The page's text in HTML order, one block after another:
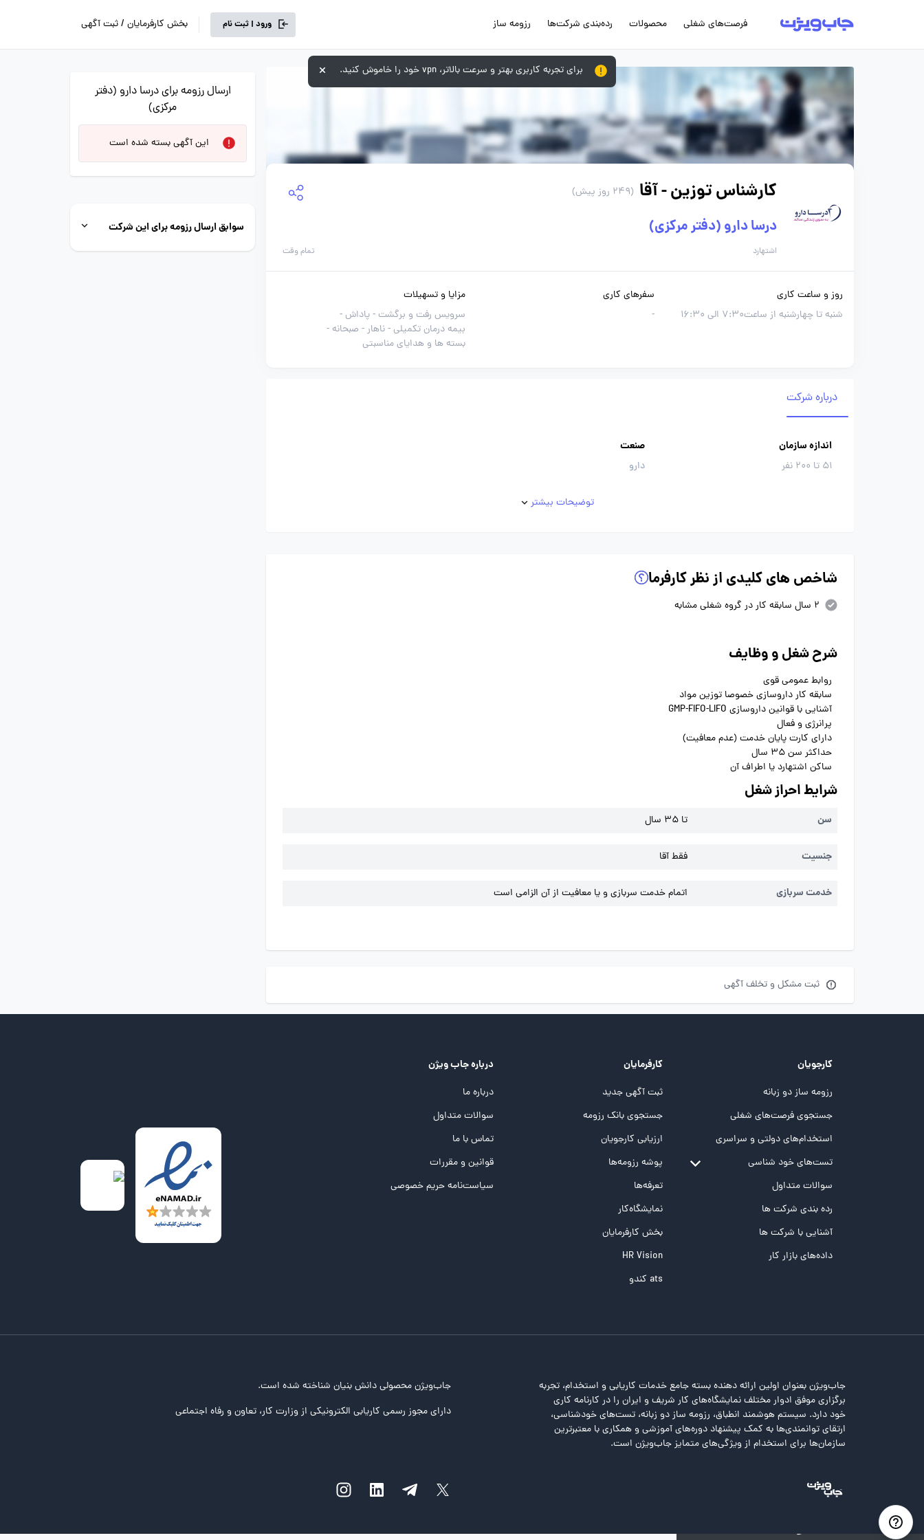
فرصت‌های شغلی محصولات رده‌بندی شرکت‌ها رزومه ساز ورود | ثبت نام بخش کارفرمایان / ثبت آگهی
کارشناس توزین - آقا (249 روز پیش)
درسا دارو (دفتر مرکزی)
اشتهارد تمام وقت
روز و ساعت کاری
شنبه تا چهارشنبه از ساعت7:30 الی 16:30
سفرهای کاری
-
مزایا و تسهیلات
سرویس رفت و برگشت - پاداش -
بیمه درمان تکمیلی - ناهار - صبحانه -
بسته ها و هدایای مناسبتی
درباره شرکت
اندازه سازمان
51 تا 200 نفر
صنعت
دارو
توضیحات بیشتر
شاخص های کلیدی از نظر کارفرما
2 سال سابقه کار در گروه شغلی مشابه
شرح شغل و وظایف
روابط عمومی قوی
سابقه کار داروسازی خصوصا توزین مواد
آشنایی با قوانین داروسازی GMP-FIFO-LIFO
پرانرژی و فعال
دارای کارت پایان خدمت (عدم معافیت)
حداکثر سن 35 سال
ساکن اشتهارد یا اطراف آن
شرایط احراز شغل
سن تا 35 سال
جنسیت فقط آقا
خدمت سربازی اتمام خدمت سربازی و یا معافیت از آن الزامی است
ثبت مشکل و تخلف آگهی
ارسال رزومه برای درسا دارو (دفتر
مرکزی)
این آگهی بسته شده است
سوابق ارسال رزومه برای این شرکت
کارجویان
رزومه ساز دو زبانه
جستجوی فرصت‌های شغلی
استخدام‌های دولتی و سراسری
تست‌های خود شناسی
تست MBTI
تست تیپ سنجی شغلی Holland
تست NEO
تست هوش های چندگانه
سوالات متداول
رده بندی شرکت ها
آشنایی با شرکت ها
داده‌های بازار کار
کارفرمایان
ثبت آگهی جدید
جستجوی بانک رزومه
ارزیابی کارجویان
پوشه‌‌ رزومه‌ها
تعرفه‌ها
نمایشگاه‌کار
بخش کارفرمایان
HR Vision
ats کندو
درباره جاب ویژن
درباره ما
سوالات متداول
تماس با ما
قوانین و مقررات
سیاست‌نامه حریم خصوصی
جاب‌ویژن بعنوان اولین ارائه دهنده بسته جامع خدمات کاریابی و استخدام، تجربه
برگزاری موفق ادوار مختلف نمایشگاه‌های کار شریف و ایران را در کارنامه کاری
خود دارد. سیستم هوشمند انطباق، رزومه ساز دو زبانه، تست‌های خودشناسی،
ارتقای توانمندی‌ها به کمک پیشنهاد دوره‌های آموزشی و همکاری با معتبرترین
سازمان‌ها برای استخدام از ویژگی‌های متمایز جاب‌ویژن است.
جاب‌ویژن محصولی دانش بنیان شناخته شده است.
دارای مجوز رسمی کاریابی الکترونیکی از وزارت کار، تعاون و رفاه اجتماعی
برای تجربه کاربری بهتر و سرعت بالاتر، vpn خود را خاموش کنید.